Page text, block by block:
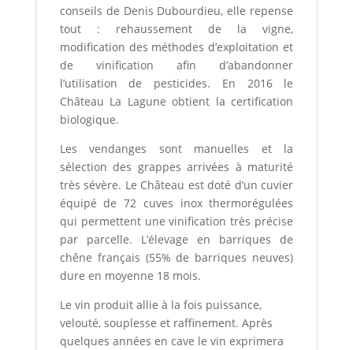
conseils de Denis Dubourdieu, elle repense
tout : rehaussement de la vigne,
modification des méthodes d’exploitation et
de vinification afin d’abandonner
l’utilisation de pesticides. En 2016 le
Château La Lagune obtient la certification
biologique.
Les vendanges sont manuelles et la
sélection des grappes arrivées à maturité
très sévère. Le Château est doté d’un cuvier
équipé de 72 cuves inox thermorégulées
qui permettent une vinification très précise
par parcelle. L’élevage en barriques de
chêne français (55% de barriques neuves)
dure en moyenne 18 mois.
Le vin produit allie à la fois puissance,
velouté, souplesse et raffinement. Après
quelques années en cave le vin exprimera